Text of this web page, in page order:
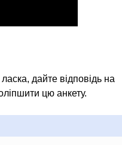
дайте відповідь на
цю анкету.